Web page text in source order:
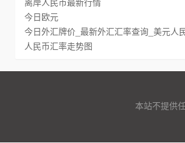
今日欧元
今日外汇牌价_最新外汇汇率查询_美元人
人民币汇率走势图
本站不提供